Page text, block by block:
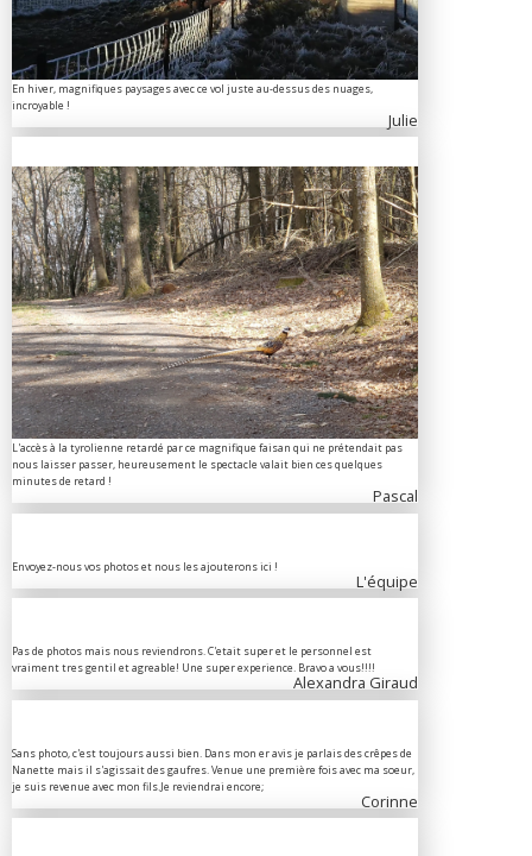
En hiver, magnifiques paysages avec ce vol juste au-dessus des nuages,
incroyable !
Julie
L'accès à la tyrolienne retardé par ce magnifique faisan qui ne prétendait pas
nous laisser passer, heureusement le spectacle valait bien ces quelques
minutes de retard !
Pascal
Envoyez-nous vos photos et nous les ajouterons ici !
L'équipe
Pas de photos mais nous reviendrons. C'etait super et le personnel est
vraiment tres gentil et agreable! Une super experience. Bravo a vous!!!!
Alexandra Giraud
Sans photo, c'est toujours aussi bien. Dans mon er avis je parlais des crêpes de
Nanette mais il s'agissait des gaufres. Venue une première fois avec ma soeur,
je suis revenue avec mon fils.Je reviendrai encore;
Corinne